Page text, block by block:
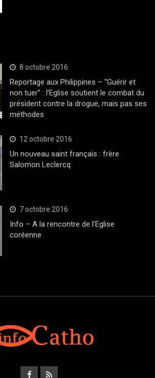
8 octobre 2016
Reportage aux Philippines – “Guérir et
non tuer” : l’Eglise soutient le combat du
président contre la drogue, mais pas ses
méthodes
12 octobre 2016
Un nouveau saint français : frère
Salomon Leclercq
7 octobre 2016
Info – A la rencontre de l’Eglise
coréenne